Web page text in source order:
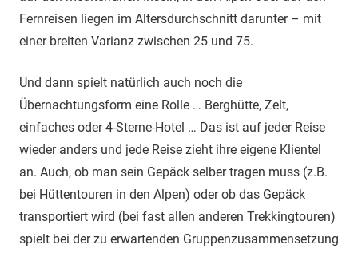
Fernreisen liegen im Altersdurchschnitt darunter – mit
einer breiten Varianz zwischen 25 und 75.
Und dann spielt natürlich auch noch die
Übernachtungsform eine Rolle … Berghütte, Zelt,
einfaches oder 4-Sterne-Hotel … Das ist auf jeder Reise
wieder anders und jede Reise zieht ihre eigene Klientel
an. Auch, ob man sein Gepäck selber tragen muss (z.B.
bei Hüttentouren in den Alpen) oder ob das Gepäck
transportiert wird (bei fast allen anderen Trekkingtouren)
spielt bei der zu erwartenden Gruppenzusammensetzung